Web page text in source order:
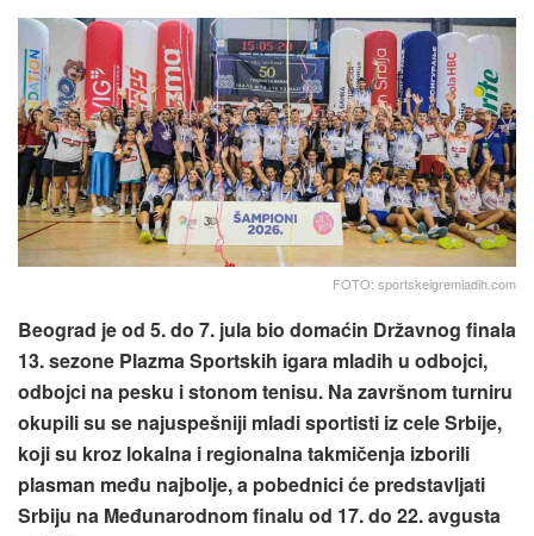
FOTO: sportskeigremladih.com
Beograd je od 5. do 7. jula bio domaćin Državnog finala
13. sezone Plazma Sportskih igara mladih u odbojci,
odbojci na pesku i stonom tenisu. Na završnom turniru
okupili su se najuspešniji mladi sportisti iz cele Srbije,
koji su kroz lokalna i regionalna takmičenja izborili
plasman među najbolje, a pobednici će predstavljati
Srbiju na Međunarodnom finalu od 17. do 22. avgusta